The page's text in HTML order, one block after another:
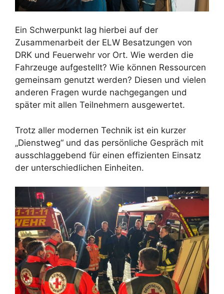
Ein Schwerpunkt lag hierbei auf der
Zusammenarbeit der ELW Besatzungen von
DRK und Feuerwehr vor Ort. Wie werden die
Fahrzeuge aufgestellt? Wie können Ressourcen
gemeinsam genutzt werden? Diesen und vielen
anderen Fragen wurde nachgegangen und
später mit allen Teilnehmern ausgewertet.
Trotz aller modernen Technik ist ein kurzer
„Dienstweg“ und das persönliche Gespräch mit
ausschlaggebend für einen effizienten Einsatz
der unterschiedlichen Einheiten.